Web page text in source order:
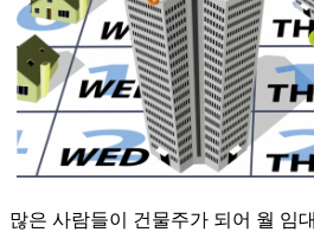
많은 사람들이 건물주가 되어 월 임